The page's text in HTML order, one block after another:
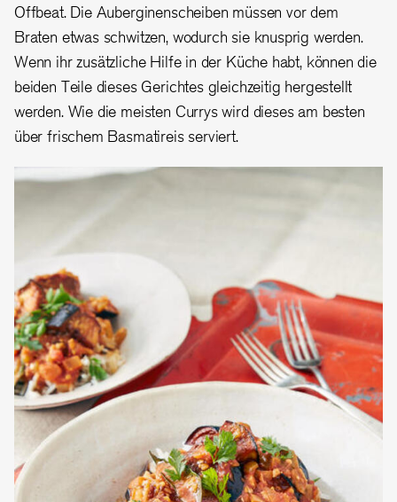
Offbeat. Die Auberginenscheiben müssen vor dem
Braten etwas schwitzen, wodurch sie knusprig werden.
Wenn ihr zusätzliche Hilfe in der Küche habt, können die
beiden Teile dieses Gerichtes gleichzeitig hergestellt
werden. Wie die meisten Currys wird dieses am besten
über frischem Basmatireis serviert.